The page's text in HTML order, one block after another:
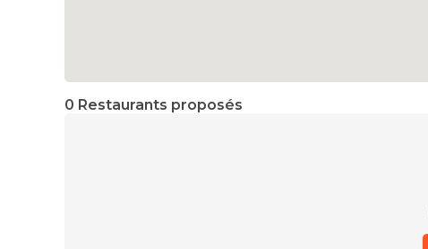
0 Restaurants proposés